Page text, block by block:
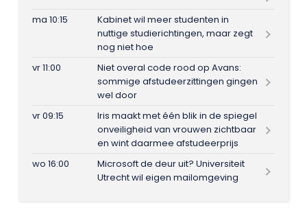
ma 10:15
Kabinet wil meer studenten in
nuttige studierichtingen, maar zegt
nog niet hoe
vr 11:00
Niet overal code rood op Avans:
sommige afstudeerzittingen gingen
wel door
vr 09:15
Iris maakt met één blik in de spiegel
onveiligheid van vrouwen zichtbaar
en wint daarmee afstudeerprijs
wo 16:00
Microsoft de deur uit? Universiteit
Utrecht wil eigen mailomgeving